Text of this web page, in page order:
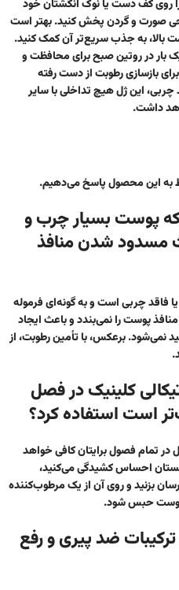
را روی کف دست یا نوک انگشتان خود
صورت و گردن پخش کنید. بهتر است
بالا، به جذب سریع‌تر آن کمک کنید.
بار در روتین صبح برای محافظت و
بازسازی رطوبت از دست‌ رفته
این ژل هیچ تداخلی با سایر
داشت.
به این محصول پاسخ می‌دهیم.
که پوست بسیار چرب و
مسدود شدن منافذ
چربی است و به گونه‌ای فرموله
پوست را نمی‌بندد و باعث ایجاد
برعکس، با تأمین رطوبت، از
کلینیک در فصل
است استفاده کرد؟
تمام فصول برایتان کافی خواهد
احساس کشیدگی می‌کنید،
بزنید و روی آن از یک مرطوب‌کننده
پوست حبس شود.
ضد پیری و رفع